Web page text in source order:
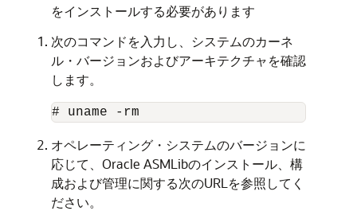
をインストールする必要があります
次のコマンドを入力し、システムのカーネ
ル・バージョンおよびアーキテクチャを確認
します。
オペレーティング・システムのバージョンに
応じて、Oracle ASMLibのインストール、構
成および管理に関する次のURLを参照してく
ださい。